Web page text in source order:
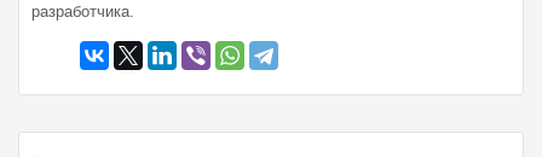
разработчика.